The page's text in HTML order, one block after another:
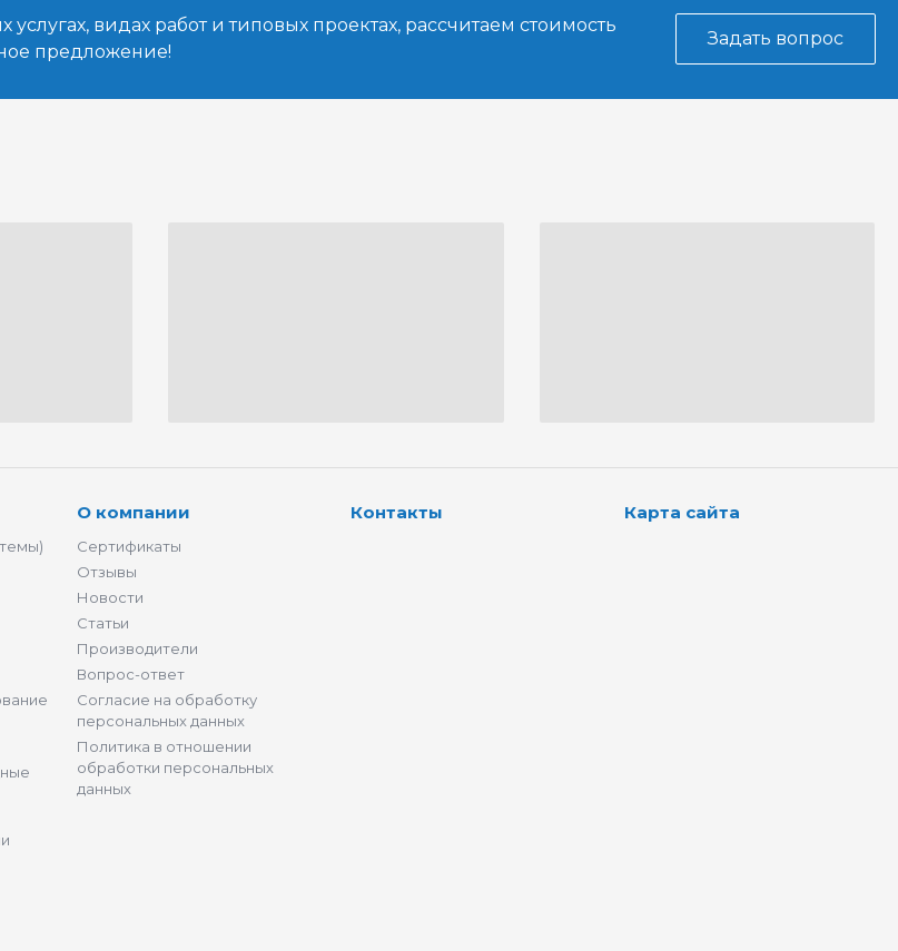
видах работ и типовых проектах, рассчитаем стоимость
предложение!
Задать вопрос
О компании
Сертификаты
Отзывы
Новости
Статьи
Производители
Вопрос-ответ
Согласие на обработку
персональных данных
Политика в отношении
обработки персональных
данных
Контакты Карта сайта